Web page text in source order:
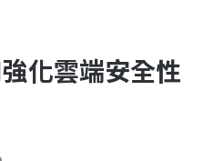
化雲端安全性